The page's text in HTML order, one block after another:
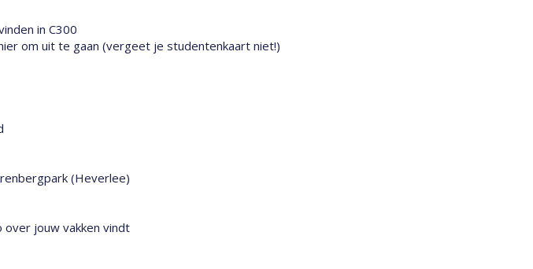
in C300
om uit te gaan (vergeet je studentenkaart niet!)
(Heverlee)
over jouw vakken vindt